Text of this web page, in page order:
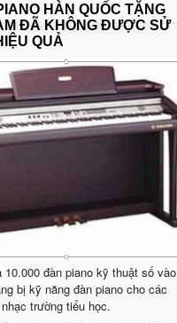
HÀN QUỐC TẶNG
ĐÃ KHÔNG ĐƯỢC SỬ
QUẢ
10.000 đàn piano kỹ thuật số vào
bị kỹ năng đàn piano cho các
trường tiểu học.